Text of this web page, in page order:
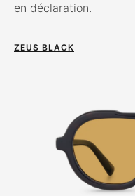
en déclaration.
ZEUS BLACK